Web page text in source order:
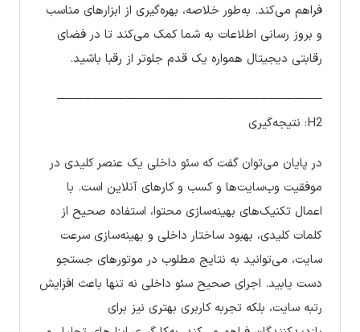
فراهم می‌کند. به‌طور خلاصه، بهره‌گیری از ابزارهای مناسب
و بروز رسانی اطلاعات به شما کمک می‌کند تا در فضای
رقابتی دیجیتال همواره یک قدم جلوتر از رقبا باشید.
──────────────────────────────
H2: نتیجه‌گیری
در پایان می‌توان گفت که سئو داخلی یک عنصر کلیدی در
موفقیت وب‌سایت‌ها و کسب و کارهای آنلاین است. با
اعمال تکنیک‌های بهینه‌سازی محتوا، استفاده صحیح از
کلمات کلیدی، بهبود ساختار داخلی و بهینه‌سازی سرعت
سایت، می‌توانید به نتایج مطلوب در موتورهای جستجو
دست یابید. اجرای صحیح سئو داخلی نه تنها باعث افزایش
رتبه سایت، بلکه تجربه کاربری بهتری نیز برای